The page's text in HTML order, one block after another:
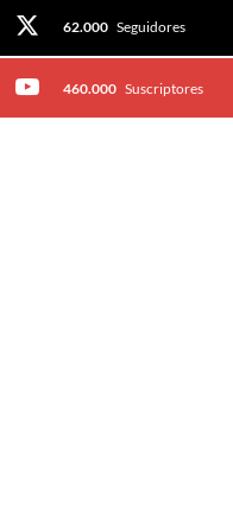
62.000 Seguidores
460.000 Suscriptores